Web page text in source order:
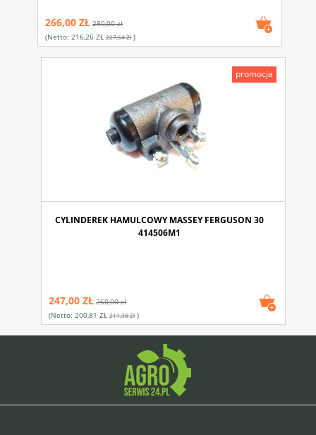
266,00 ZŁ 280,00 zł
(netto:216,26 ZŁ 227,64 Zł)
CYLINDEREK HAMULCOWY MASSEY FERGUSON 30
414506M1
247,00 ZŁ 260,00 zł
(netto: 200,81 ZŁ 211,38 Zł)
promocja